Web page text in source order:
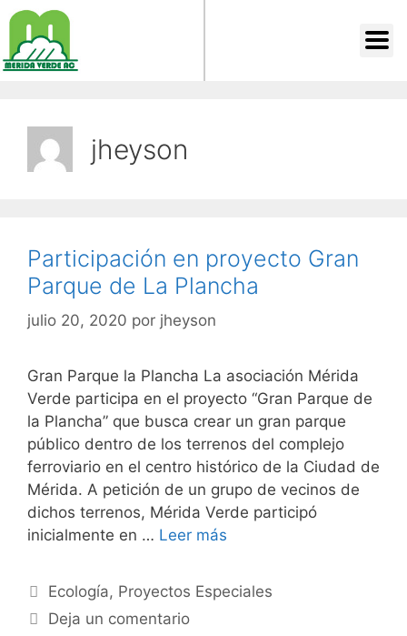
jheyson
Participación en proyecto Gran
Parque de La Plancha
julio 20, 2020 por jheyson
Gran Parque la Plancha La asociación Mérida
Verde participa en el proyecto “Gran Parque de
la Plancha” que busca crear un gran parque
público dentro de los terrenos del complejo
ferroviario en el centro histórico de la Ciudad de
Mérida. A petición de un grupo de vecinos de
dichos terrenos, Mérida Verde participó
inicialmente en … Leer más
Ecología, Proyectos Especiales
Deja un comentario